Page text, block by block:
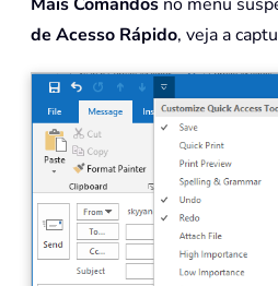
Mais Comandos no menu
de Acesso Rápido, veja a